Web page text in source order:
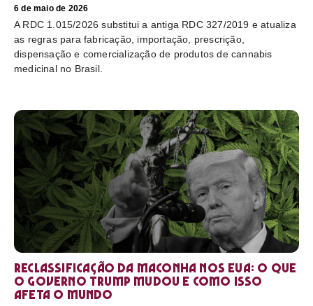
6 de maio de 2026
A RDC 1.015/2026 substitui a antiga RDC 327/2019 e atualiza
as regras para fabricação, importação, prescrição,
dispensação e comercialização de produtos de cannabis
medicinal no Brasil.
Reclassificação da maconha nos EUA: o que
o governo Trump mudou e como isso
afeta o mundo